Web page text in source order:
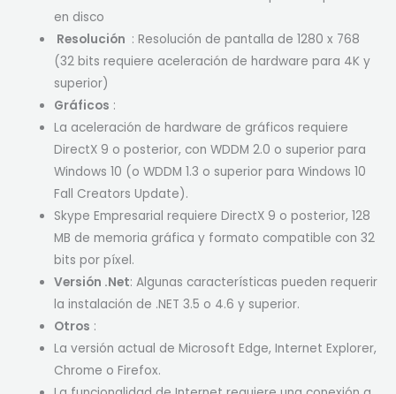
en disco
Resolución : Resolución de pantalla de 1280 x 768
(32 bits requiere aceleración de hardware para 4K y
superior)
Gráficos :
La aceleración de hardware de gráficos requiere
DirectX 9 o posterior, con WDDM 2.0 o superior para
Windows 10 (o WDDM 1.3 o superior para Windows 10
Fall Creators Update).
Skype Empresarial requiere DirectX 9 o posterior, 128
MB de memoria gráfica y formato compatible con 32
bits por píxel.
Versión .Net: Algunas características pueden requerir
la instalación de .NET 3.5 o 4.6 y superior.
Otros :
La versión actual de Microsoft Edge, Internet Explorer,
Chrome o Firefox.